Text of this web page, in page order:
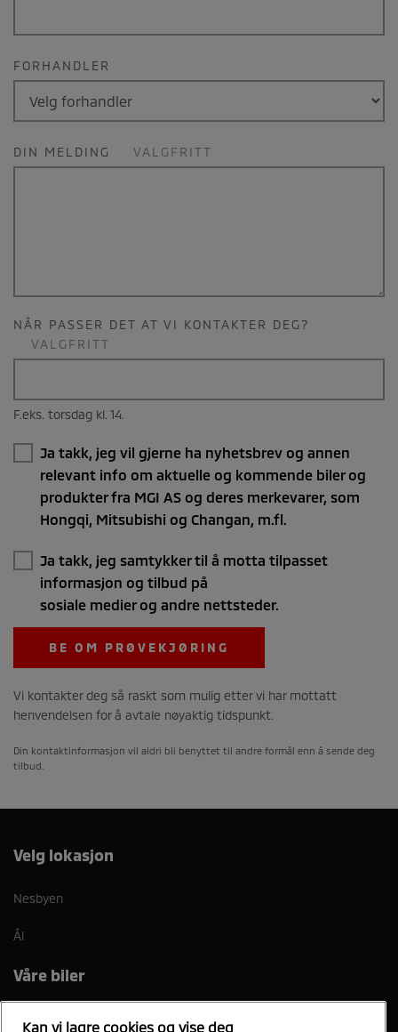
FORHANDLER
DIN MELDING VALGFRITT
NÅR PASSER DET AT VI KONTAKTER DEG?
VALGFRITT
F.eks. torsdag kl. 14.
Ja takk, jeg vil gjerne ha nyhetsbrev og annen
relevant info om aktuelle og kommende biler og
produkter fra MGI AS og deres merkevarer, som
Hongqi, Mitsubishi og Changan, m.fl.
Ja takk, jeg samtykker til å motta tilpasset
informasjon og tilbud på
sosiale medier og andre nettsteder.
BE OM PRØVEKJØRING
Vi kontakter deg så raskt som mulig etter vi har mottatt
henvendelsen for å avtale nøyaktig tidspunkt.
Din kontaktinformasjon vil aldri bli benyttet til andre formål enn å sende deg
tilbud.
Velg lokasjon
Nesbyen
Ål
Våre biler
Nye Outlander PHEV Nye Eclipse Cross EV
Kan vi lagre cookies og vise deg